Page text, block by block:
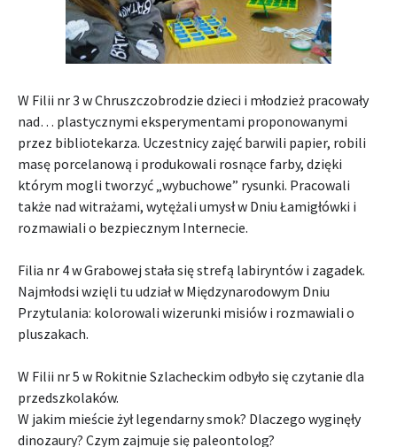
W Filii nr 3 w Chruszczobrodzie dzieci i młodzież pracowały
nad… plastycznymi eksperymentami proponowanymi
przez bibliotekarza. Uczestnicy zajęć barwili papier, robili
masę porcelanową i produkowali rosnące farby, dzięki
którym mogli tworzyć „wybuchowe” rysunki. Pracowali
także nad witrażami, wytężali umysł w Dniu Łamigłówki i
rozmawiali o bezpiecznym Internecie.
Filia nr 4 w Grabowej stała się strefą labiryntów i zagadek.
Najmłodsi wzięli tu udział w Międzynarodowym Dniu
Przytulania: kolorowali wizerunki misiów i rozmawiali o
pluszakach.
W Filii nr 5 w Rokitnie Szlacheckim odbyło się czytanie dla
przedszkolaków.
W jakim mieście żył legendarny smok? Dlaczego wyginęły
dinozaury? Czym zajmuje się paleontolog?